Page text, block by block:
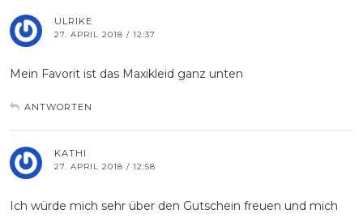
ULRIKE
27. APRIL 2018 / 12:37
Mein Favorit ist das Maxikleid ganz unten
ANTWORTEN
KATHI
27. APRIL 2018 / 12:58
Ich würde mich sehr über den Gutschein freuen und mich